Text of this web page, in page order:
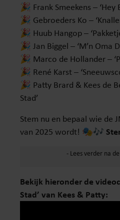
🎉 Frank Smeekens – ‘Hey
🎉 Gebroeders Ko –
🎉 Huub Hangop –
🎉 Jan Biggel – ‘M’n Oma
🎉 Marco de Hollander –
🎉 René Karst –
🎉 Patty Brard & Kees de
Stad’
Stem nu en bepaal wie de
van 2025 wordt! 🎭🎶
Bekijk hieronder de
Stad’ van Kees & Patty: